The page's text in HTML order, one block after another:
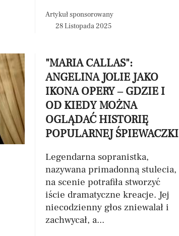
Artykuł sponsorowany
28 Listopada 2025
"MARIA CALLAS":
ANGELINA JOLIE JAKO
IKONA OPERY – GDZIE I
OD KIEDY MOŻNA
OGLĄDAĆ HISTORIĘ
POPULARNEJ ŚPIEWACZKI
Legendarna sopranistka,
nazywana primadonną stulecia,
na scenie potrafiła stworzyć
iście dramatyczne kreacje. Jej
niecodzienny głos zniewalał i
zachwycał, a...